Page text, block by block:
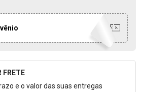
Calcular o Frete
FRETE
e o valor das suas entregas